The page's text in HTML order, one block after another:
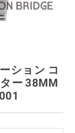
ション コ
ー 38MM